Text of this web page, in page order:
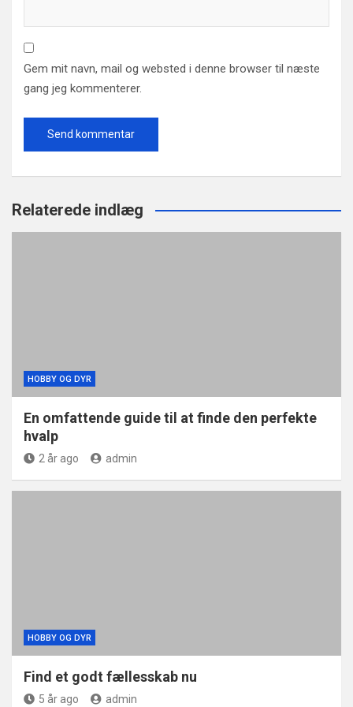
Gem mit navn, mail og websted i denne browser til næste
gang jeg kommenterer.
Relaterede indlæg
HOBBY OG DYR
En omfattende guide til at finde den perfekte
hvalp
2 år ago admin
HOBBY OG DYR
Find et godt fællesskab nu
5 år ago admin